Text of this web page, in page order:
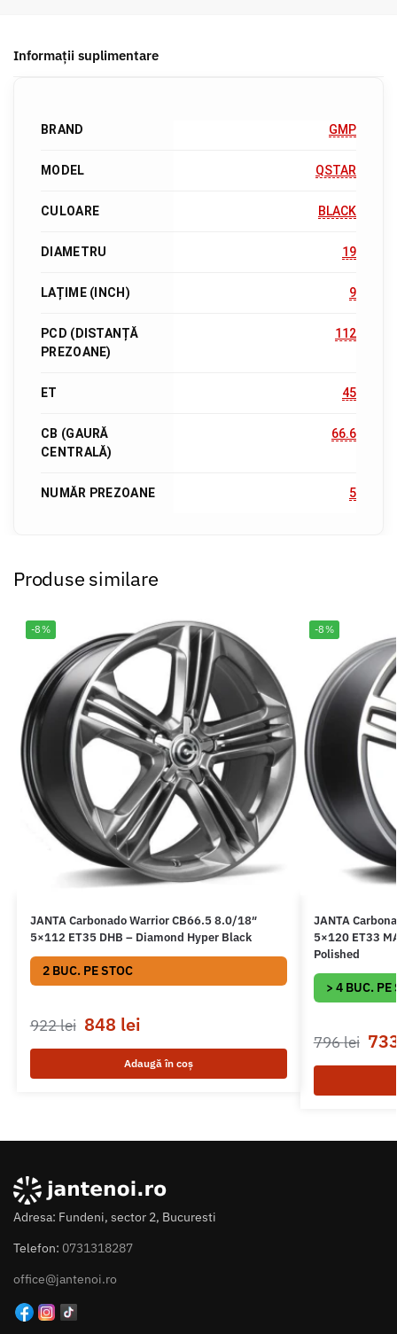
Informații suplimentare
BRAND GMP
MODEL QSTAR
CULOARE BLACK
DIAMETRU 19
LAȚIME (INCH) 9
PCD (DISTANȚĂ
PREZOANE)
112
ET 45
CB (GAURĂ
CENTRALĂ)
66.6
NUMĂR PREZOANE 5
Produse similare
-8%
JANTA Carbonado Warrior CB66.5 8.0/18″
5×112 ET35 DHB – Diamond Hyper Black
2 BUC. PE STOC
922lei 848 lei
Adaugă în coș
-8%
JANTA
5×120 ET33
Polished
> 4 BUC. PE
796lei
Adresa: Fundeni, sector 2, Bucuresti
Telefon: 0731318287
office@jantenoi.ro